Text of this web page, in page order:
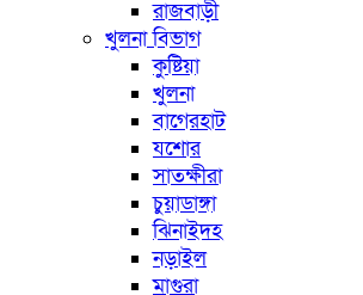
রাজবাড়ী
খুলনা বিভাগ
কুষ্টিয়া
খুলনা
বাগেরহাট
যশোর
সাতক্ষীরা
চুয়াডাঙ্গা
ঝিনাইদহ
নড়াইল
মাগুরা